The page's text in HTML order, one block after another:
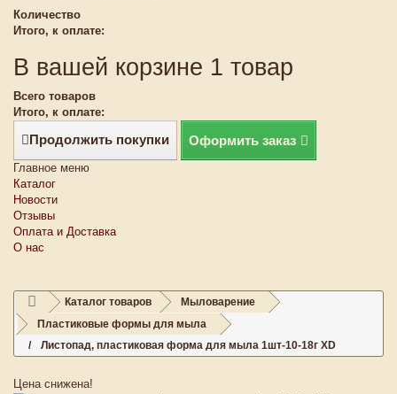
Количество
Итого, к оплате:
В вашей корзине 1 товар
Всего товаров
Итого, к оплате:
Продолжить покупки Оформить заказ
Главное меню
Каталог
Новости
Отзывы
Оплата и Доставка
О нас
Каталог товаров
Мыловарение
Пластиковые формы для мыла
Листопад, пластиковая форма для мыла 1шт-10-18г XD
Цена снижена!